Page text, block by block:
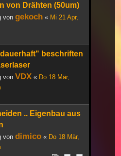
von Drähten (50um)
von gekoch « Mi 21 Apr,
beschriften
von VDX « Do 18 Mär,
.. Eigenbau aus
von dimico « Do 18 Mär,